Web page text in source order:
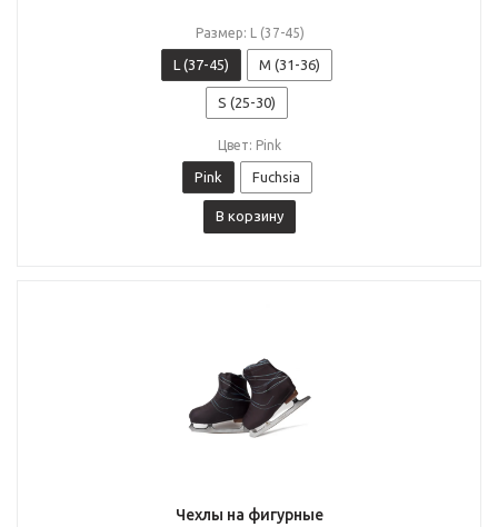
Размер: L (37-45)
L (37-45) M (31-36)
S (25-30)
Цвет: Pink
Pink Fuchsia
В корзину
Чехлы на фигурные